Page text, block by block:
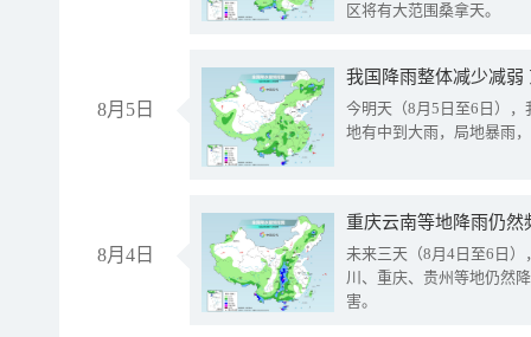
区将有大范围桑拿天。
8月5日
我国降雨整体减少减弱
今明天（8月5日至6日）
地有中到大雨，局地暴雨
8月4日
重庆云南等地降雨仍然
未来三天（8月4日至6日
川、重庆、贵州等地仍然
害。